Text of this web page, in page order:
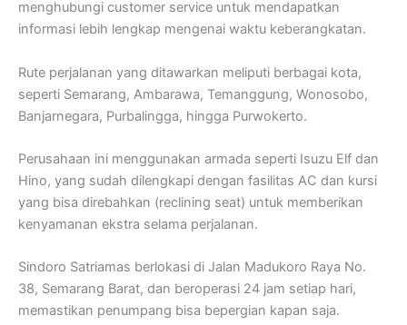
menghubungi customer service untuk mendapatkan
informasi lebih lengkap mengenai waktu keberangkatan.
Rute perjalanan yang ditawarkan meliputi berbagai kota,
seperti Semarang, Ambarawa, Temanggung, Wonosobo,
Banjarnegara, Purbalingga, hingga Purwokerto.
Perusahaan ini menggunakan armada seperti Isuzu Elf dan
Hino, yang sudah dilengkapi dengan fasilitas AC dan kursi
yang bisa direbahkan (reclining seat) untuk memberikan
kenyamanan ekstra selama perjalanan.
Sindoro Satriamas berlokasi di Jalan Madukoro Raya No.
38, Semarang Barat, dan beroperasi 24 jam setiap hari,
memastikan penumpang bisa bepergian kapan saja.